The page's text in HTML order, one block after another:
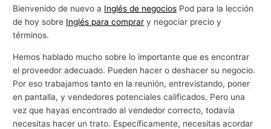
Bienvenido de nuevo a Inglés de negocios Pod para la lección
de hoy sobre Inglés para comprar y negociar precio y
términos.
Hemos hablado mucho sobre lo importante que es encontrar
el proveedor adecuado. Pueden hacer o deshacer su negocio.
Por eso trabajamos tanto en la reunión, entrevistando, poner
en pantalla, y vendedores potenciales calificados. Pero una
vez que hayas encontrado al vendedor correcto, todavía
necesitas hacer un trato. Específicamente, necesitas acordar